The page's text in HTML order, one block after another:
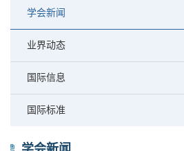
学会新闻
业界动态
国际信息
国际标准